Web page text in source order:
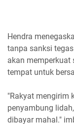
Hendra
tanpa sanksi
akan memperkuat
tempat untuk
"Rakyat mengirim
penyambung
dibayar mahal."